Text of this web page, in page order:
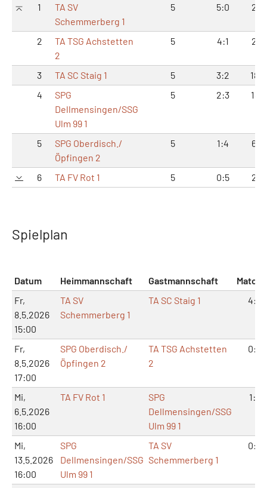
1
TA SV
Schemmerberg 1
5 5:0
2
TA TSG Achstetten
2
5 4:1
3 TA SC Staig 1 5 3:2
4
SPG
Dellmensingen/SSG
Ulm 99 1
5 2:3
5
SPG Oberdisch./
Öpfingen 2
5 1:4
6 TA FV Rot 1 5 0:5
Spielplan
Datum Heimmannschaft Gastmannschaft
Fr,
8.5.2026
15:00
TA SV
Schemmerberg 1
TA SC Staig 1 4:2
Fr,
8.5.2026
17:00
SPG Oberdisch./
Öpfingen 2
TA TSG Achstetten
2
0:6
Mi,
6.5.2026
16:00
TA FV Rot 1
SPG
Dellmensingen/SSG
Ulm 99 1
1:5
Mi,
13.5.2026
16:00
SPG
Dellmensingen/SSG
Ulm 99 1
TA SV
Schemmerberg 1
0:6